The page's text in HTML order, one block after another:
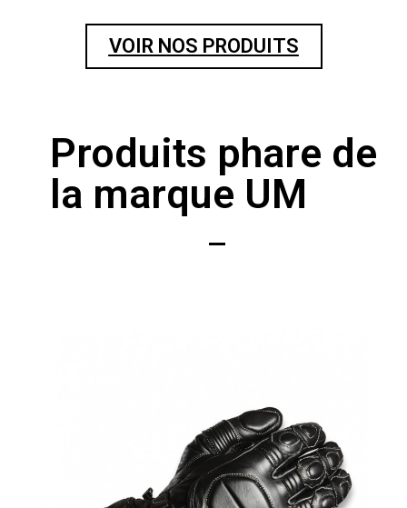
VOIR NOS PRODUITS
Produits phare de
la marque UM